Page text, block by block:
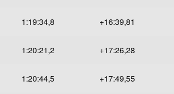
1:19:34,8 +16:39,81
1:20:21,2 +17:26,28
1:20:44,5 +17:49,55